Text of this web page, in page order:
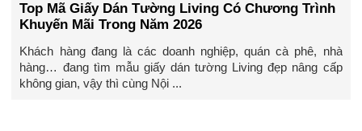
Top Mã Giấy Dán Tường Living Có Chương Trình
Khuyến Mãi Trong Năm 2026
Khách hàng đang là các doanh nghiệp, quán cà phê, nhà
hàng… đang tìm mẫu giấy dán tường Living đẹp nâng cấp
không gian, vậy thì cùng Nội ...